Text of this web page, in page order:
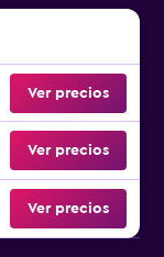
Ver precios
Ver precios
Ver precios